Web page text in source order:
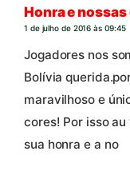
Honra e
1 de julho de 2016 às 09:45
Jogadores nos
Bolívia
maravilhoso e
cores! Por isso
sua honra e a no